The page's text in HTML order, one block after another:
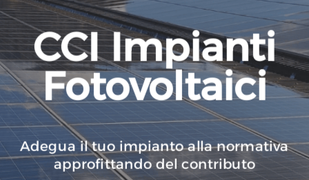
CCI Impianti
Fotovoltaici
Adeguail tuoimpianto allanormativa
approfittando del contributo